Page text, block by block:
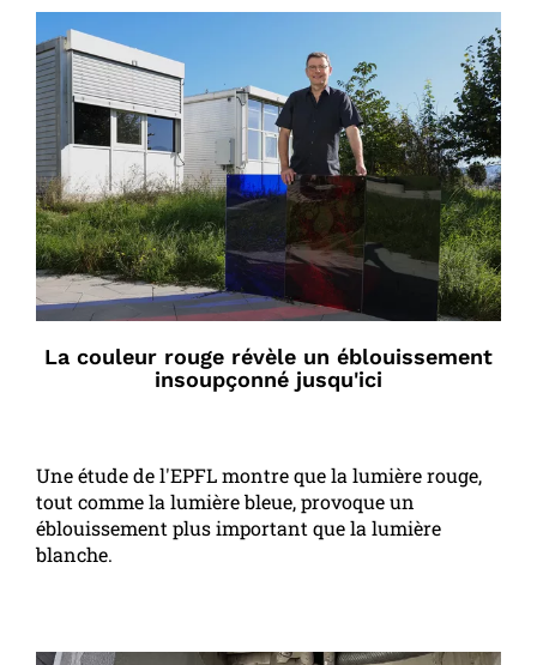
La couleur rouge révèle un éblouissement
insoupçonné jusqu'ici
Une étude de l'EPFL montre que la lumière rouge,
tout comme la lumière bleue, provoque un
éblouissement plus important que la lumière
blanche.